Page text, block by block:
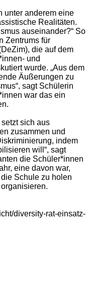
unter anderem eine
Realitäten.
auseinander?“ So
Zentrums für
die auf dem
und
wurde. „Aus dem
Äußerungen zu
sagt Schülerin
war das ein
sich aus
zusammen und
indem
will“, sagt
die Schüler*innen
eine davon war,
Schule zu holen
diversity-rat-einsatz-